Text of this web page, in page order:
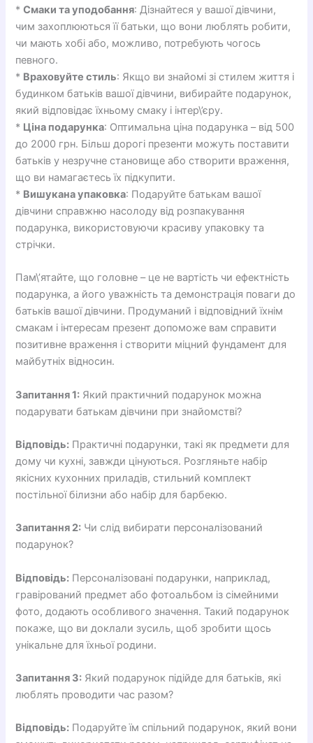
*Смаки та уподобання: Дізнайтеся у вашої дівчини,
чим захоплюються її батьки, що вони люблять робити,
чи мають хобі або, можливо, потребують чогось
певного.
* Враховуйте стиль: Якщо ви знайомі зі стилем життя і
будинком батьків вашої дівчини, вибирайте подарунок,
який відповідає їхньому смаку і інтер\’єру.
* Ціна подарунка: Оптимальна ціна подарунка – від 500
до 2000 грн. Більш дорогі презенти можуть поставити
батьків у незручне становище або створити враження,
що ви намагаєтесь їх підкупити.
* Вишукана упаковка: Подаруйте батькам вашої
дівчини справжню насолоду від розпакування
подарунка, використовуючи красиву упаковку та
стрічки.
Пам\’ятайте, що головне – це не вартість чи ефектність
подарунка, а його уважність та демонстрація поваги до
батьків вашої дівчини. Продуманий і відповідний їхнім
смакам і інтересам презент допоможе вам справити
позитивне враження і створити міцний фундамент для
майбутніх відносин.
Запитання 1: Який практичний подарунок можна
подарувати батькам дівчини при знайомстві?
Відповідь: Практичні подарунки, такі як предмети для
дому чи кухні, завжди цінуються. Розгляньте набір
якісних кухонних приладів, стильний комплект
постільної білизни або набір для барбекю.
Запитання 2: Чи слід вибирати персоналізований
подарунок?
Відповідь: Персоналізовані подарунки, наприклад,
гравірований предмет або фотоальбом із сімейними
фото, додають особливого значення. Такий подарунок
покаже, що ви доклали зусиль, щоб зробити щось
унікальне для їхньої родини.
Запитання 3: Який подарунок підійде для батьків, які
люблять проводити час разом?
Відповідь: Подаруйте їм спільний подарунок, який вони